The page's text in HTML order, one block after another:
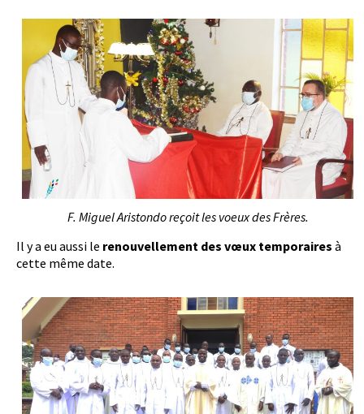
F. Miguel Aristondo reçoit les voeux des Frères.
Il y a eu aussi le renouvellement des vœux temporaires à
cette même date.